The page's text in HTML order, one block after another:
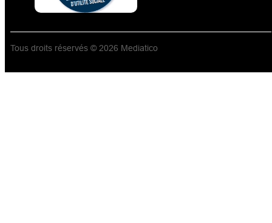
Tous droits réservés © 2026 Mediatico